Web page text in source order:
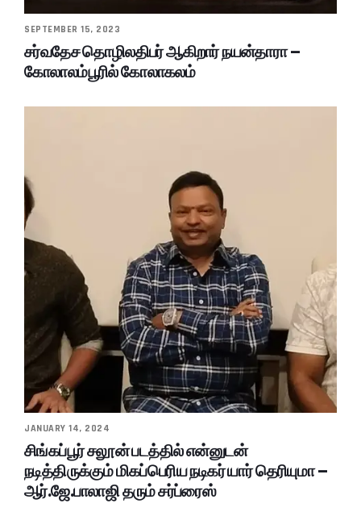
SEPTEMBER 15, 2023
சர்வதேச தொழிலதிபர் ஆகிறார் நயன்தாரா –
கோலாலம்பூரில் கோலாகலம்
JANUARY 14, 2024
சிங்கப்பூர் சலூன் படத்தில் என்னுடன்
நடித்திருக்கும் மிகப்பெரிய நடிகர் யார் தெரியுமா –
ஆர்.ஜே.பாலாஜி தரும் சர்ப்ரைஸ்